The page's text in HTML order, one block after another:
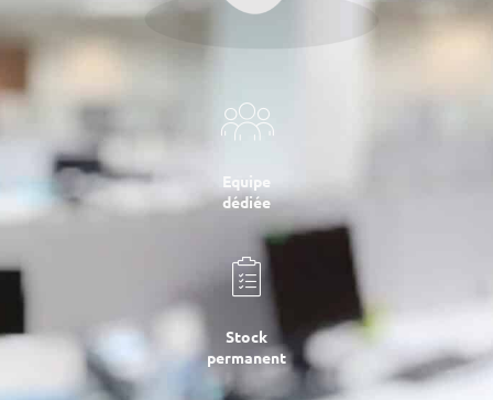
Equipe
dédiée
Stock
permanent